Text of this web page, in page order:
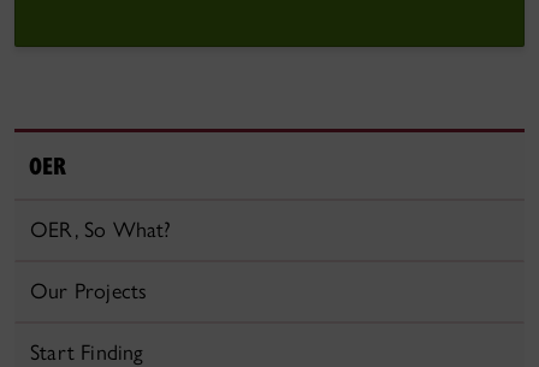
OER
OER, So What?
Our Projects
Start Finding